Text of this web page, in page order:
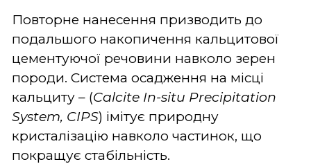
Повторне нанесення призводить до
подальшого накопичення кальцитової
цементуючої речовини навколо зерен
породи. Система осадження на місці
кальциту – (Calcite In-situ Precipitation
System, CIPS) імітує природну
кристалізацію навколо частинок, що
покращує стабільність.